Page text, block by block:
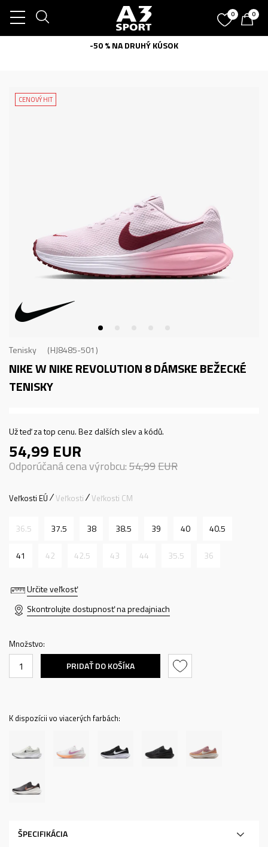
0 0
-50 % NA DRUHÝ KÚSOK
CENOVÝ HIT
Tenisky HJ8485-501
NIKE W NIKE REVOLUTION 8DÁMSKE BEŽECKÉ
TENISKY
Už teď za top cenu. Bez dalších slev a kódů.
54,99 EUR
Odporúčaná cena výrobcu:54,99EUR
Určite veľkosť
Veľkosti EÚ Veľkosti Veľkosti CM
36.5 37.5 38 38.5 39 40 40.5
41 42 42.5 43 44 35.5 36
Skontrolujte dostupnosť na predajniach
Množstvo:
PRIDAŤ DO KOŠÍKA
K dispozícii vo viacerých farbách:
ŠPECIFIKÁCIA